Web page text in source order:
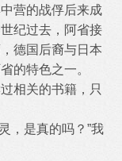
营的战俘后来成
纪过去，阿省接
德国后裔与日本
的特色之一。
相关的书籍，只
，是真的吗？”我